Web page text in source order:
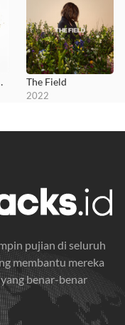
Was The Field
2022
pujian di seluruh
membantu mereka
benar-benar